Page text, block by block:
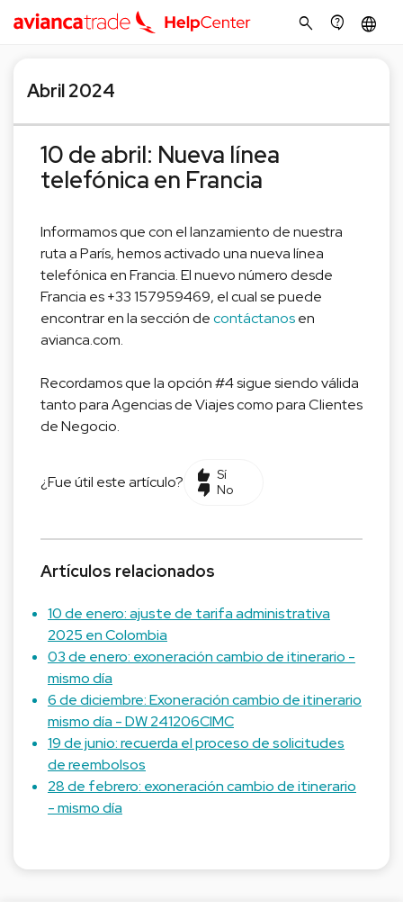
search contact_support language
Abril 2024
10 de abril: Nueva línea
telefónica en Francia
Informamos que con el lanzamiento de nuestra
ruta a París, hemos activado una nueva línea
telefónica en Francia. El nuevo número desde
Francia es +33 157959469, el cual se puede
encontrar en la sección decontáctanosen
avianca.com.
Recordamos que la opción #4 sigue siendo válida
tanto para Agencias de Viajes como para Clientes
de Negocio.
¿Fue útil este artículo?
Sí
No
Artículos relacionados
10 de enero: ajuste de tarifa administrativa
2025 en Colombia
03 de enero: exoneración cambio de itinerario -
mismo día
6 de diciembre: Exoneración cambio de itinerario
mismo día - DW 241206CIMC
19 de junio: recuerda el proceso de solicitudes
de reembolsos
28 de febrero: exoneración cambio de itinerario
- mismo día